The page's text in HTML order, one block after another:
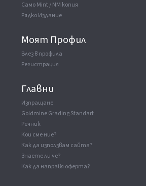
Само Mint / NM копия
Рядко Издание
Моят Профил
Влез в профила
Регистрация
Главни
Изпращане
Goldmine Grading Standart
Речник
Кои сме ние?
Как да използвам сайта?
Знаете ли че?
Как да направя оферта?